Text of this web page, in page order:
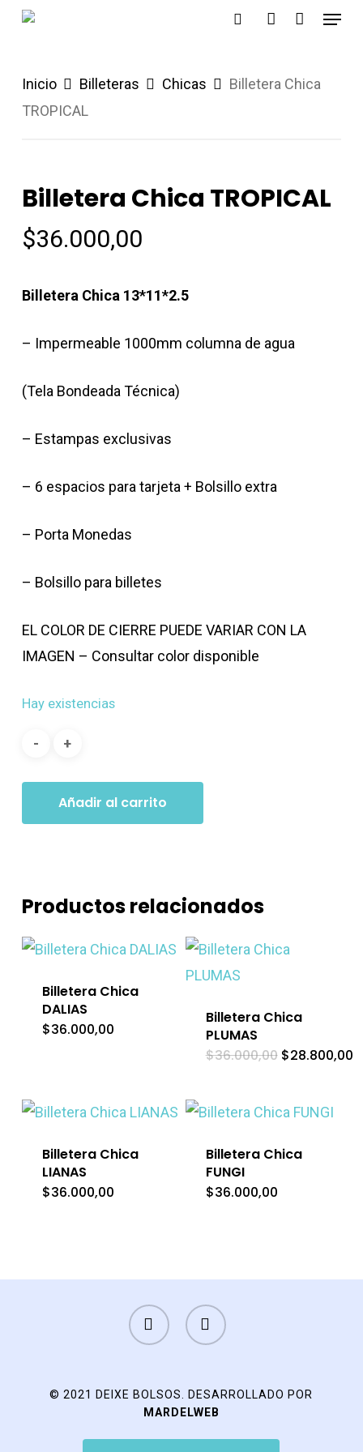
Skip
content
Menu
Inicio Billeteras Chicas
Billetera Chica
TROPICAL
Billetera Chica TROPICAL
$36.000,00
Billetera Chica 13*11*2.5
– Impermeable 1000mm columna de agua
(Tela Bondeada Técnica)
– Estampas exclusivas
– 6 espacios para tarjeta + Bolsillo extra
– Porta Monedas
– Bolsillo para billetes
EL COLOR DE CIERRE PUEDE VARIAR CON LA
IMAGEN – Consultar color disponible
Hay existencias
Añadir al carrito
Productos relacionados
Billetera Chica
DALIAS
$36.000,00
Billetera Chica
PLUMAS
$36.000,00 El
$36.000,00.
$28.800,00El
Billetera Chica
LIANAS
$36.000,00
Billetera Chica
FUNGI
$36.000,00
FACEBOOKINSTAGRAM
© 2021 DEIXE BOLSOS. DESARROLLADO POR
MARDELWEB